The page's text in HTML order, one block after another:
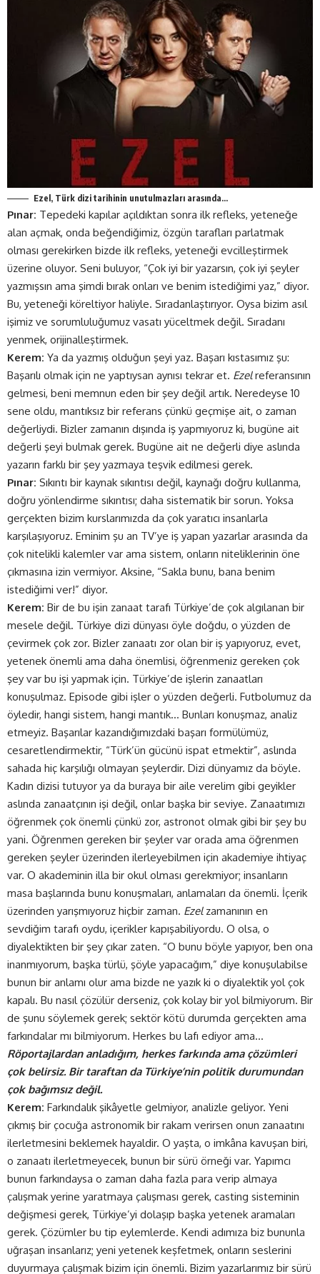
Ezel, Türk dizi tarihinin unutulmazları arasında…
Pınar: Tepedeki kapılar açıldıktan sonra ilk refleks, yeteneğe
alan açmak, onda beğendiğimiz, özgün tarafları parlatmak
olması gerekirken bizde ilk refleks, yeteneği evcilleştirmek
üzerine oluyor. Seni buluyor, “Çok iyi bir yazarsın, çok iyi şeyler
yazmışsın ama şimdi bırak onları ve benim istediğimi yaz,” diyor.
Bu, yeteneği köreltiyor haliyle. Sıradanlaştırıyor. Oysa bizim asıl
işimiz ve sorumluluğumuz vasatı yüceltmek değil. Sıradanı
yenmek, orijinalleştirmek.
Kerem: Ya da yazmış olduğun şeyi yaz. Başarı kıstasımız şu:
Başarılı olmak için ne yaptıysan aynısı tekrar et. Ezelreferansının
gelmesi, beni memnun eden bir şey değil artık. Neredeyse 10
sene oldu, mantıksız bir referans çünkü geçmişe ait, o zaman
değerliydi. Bizler zamanın dışında iş yapmıyoruz ki, bugüne ait
değerli şeyi bulmak gerek. Bugüne ait ne değerli diye aslında
yazarın farklı bir şey yazmaya teşvik edilmesi gerek.
Pınar: Sıkıntı bir kaynak sıkıntısı değil, kaynağı doğru kullanma,
doğru yönlendirme sıkıntısı; daha sistematik bir sorun. Yoksa
gerçekten bizim kurslarımızda da çok yaratıcı insanlarla
karşılaşıyoruz. Eminim şu an TV’ye iş yapan yazarlar arasında da
çok nitelikli kalemler var ama sistem, onların niteliklerinin öne
çıkmasına izin vermiyor. Aksine, “Sakla bunu, bana benim
istediğimi ver!” diyor.
Kerem: Bir de bu işin zanaat tarafı Türkiye’de çok algılanan bir
mesele değil. Türkiye dizi dünyası öyle doğdu, o yüzden de
çevirmek çok zor. Bizler zanaatı zor olan bir iş yapıyoruz, evet,
yetenek önemli ama daha önemlisi, öğrenmeniz gereken çok
şey var bu işi yapmak için. Türkiye’de işlerin zanaatları
konuşulmaz. Episode gibi işler o yüzden değerli. Futbolumuz da
öyledir, hangi sistem, hangi mantık… Bunları konuşmaz, analiz
etmeyiz. Başarılar kazandığımızdaki başarı formülümüz,
cesaretlendirmektir, “Türk’ün gücünü ispat etmektir”, aslında
sahada hiç karşılığı olmayan şeylerdir. Dizi dünyamız da böyle.
Kadın dizisi tutuyor ya da buraya bir aile verelim gibi geyikler
aslında zanaatçının işi değil, onlar başka bir seviye. Zanaatımızı
öğrenmek çok önemli çünkü zor, astronot olmak gibi bir şey bu
yani. Öğrenmen gereken bir şeyler var orada ama öğrenmen
gereken şeyler üzerinden ilerleyebilmen için akademiye ihtiyaç
var. O akademinin illa bir okul olması gerekmiyor; insanların
masa başlarında bunu konuşmaları, anlamaları da önemli. İçerik
üzerinden yarışmıyoruz hiçbir zaman. Ezelzamanının en
sevdiğim tarafı oydu, içerikler kapışabiliyordu. O olsa, o
diyalektikten bir şey çıkar zaten. “O bunu böyle yapıyor, ben ona
inanmıyorum, başka türlü, şöyle yapacağım,” diye konuşulabilse
bunun bir anlamı olur ama bizde ne yazık ki o diyalektik yol çok
kapalı. Bu nasıl çözülür derseniz, çok kolay bir yol bilmiyorum. Bir
de şunu söylemek gerek; sektör kötü durumda gerçekten ama
farkındalar mı bilmiyorum. Herkes bu lafı ediyor ama…
Röportajlardan anladığım, herkes farkında ama çözümleri
çok belirsiz. Bir taraftan da Türkiye’nin politik durumundan
çok bağımsız değil.
Kerem: Farkındalık şikâyetle gelmiyor, analizle geliyor. Yeni
çıkmış bir çocuğa astronomik bir rakam verirsen onun zanaatını
ilerletmesini beklemek hayaldir. O yaşta, o imkâna kavuşan biri,
o zanaatı ilerletmeyecek, bunun bir sürü örneği var. Yapımcı
bunun farkındaysa o zaman daha fazla para verip almaya
çalışmak yerine yaratmaya çalışması gerek, casting sisteminin
değişmesi gerek, Türkiye’yi dolaşıp başka yetenek aramaları
gerek. Çözümler bu tip eylemlerde. Kendi adımıza biz bununla
uğraşan insanlarız; yeni yetenek keşfetmek, onların seslerini
duyurmaya çalışmak bizim için önemli. Bizim yazarlarımız bir sürü